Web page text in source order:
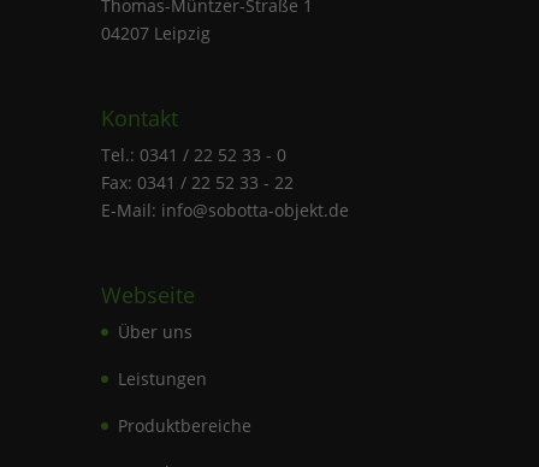
Thomas-Müntzer-Straße 1
04207 Leipzig
Kontakt
Tel.: 0341 / 22 52 33 - 0
Fax: 0341 / 22 52 33 - 22
E-Mail: info@sobotta-objekt.de
Webseite
Über uns
Leistungen
Produktbereiche